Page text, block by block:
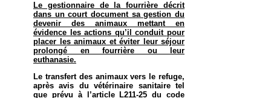
Le gestionnaire de la fourrière décrit
dans un court document sa gestion du
devenir des animaux mettant en
évidence les actions qu’il conduit pour
placer les animaux et éviter leur séjour
prolongé en fourrière ou leur
euthanasie.
Le transfert des animaux vers le refuge,
après avis du vétérinaire sanitaire tel
que prévu à l’article L211-25 du code